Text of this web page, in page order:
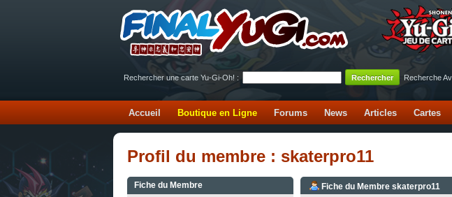
Rechercher une carte Yu-Gi-Oh! :
Recherche
Accueil Boutique en Ligne Forums News Articles Cartes
Profil du membre : skaterpro11
Fiche du Membre Fiche du Membre skaterpro11